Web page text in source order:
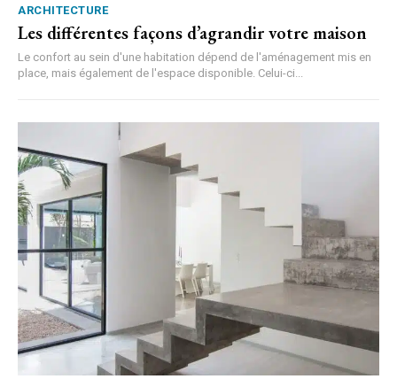
ARCHITECTURE
Les différentes façons d’agrandir votre maison
Le confort au sein d'une habitation dépend de l'aménagement mis en
place, mais également de l'espace disponible. Celui-ci...